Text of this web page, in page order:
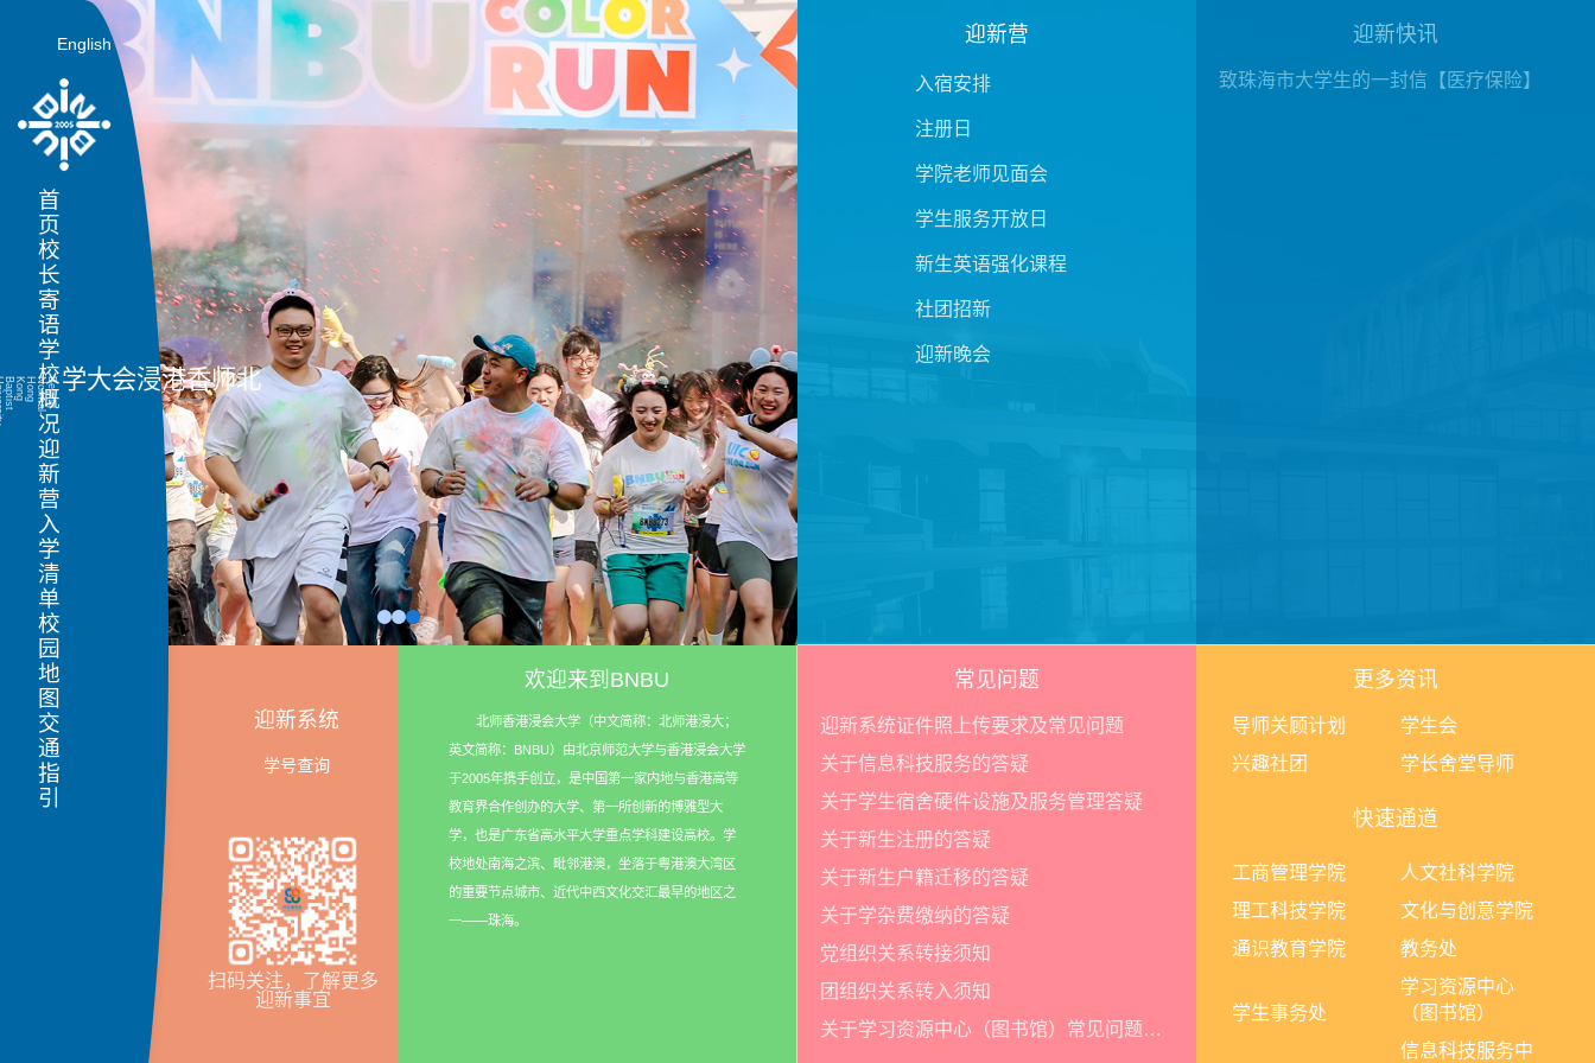
English
首页
校长寄语
学校概况
迎新营
入学清单
校园地图
交通指引
北师香港浸会大学
B
e
ijin
g
N
o
r
m
a
l-
H
o
n
g
K
o
n
g
B
a
p
t
is
t
U
n
iv
e
r
s
it
迎新营
入宿安排
注册日
学院老师见面会
学生服务开放日
新生英语强化课程
社团招新
迎新晚会
迎新快讯
致珠海市大学生的一封信【医疗保险】
迎新系统
学号查询
扫码关注，了解更多
迎新事宜
欢迎来到BNBU
北师香港浸会大学（中文简称：北师港浸大；
英文简称：BNBU）由北京师范大学与香港浸会大学
于2005年携手创立，是中国第一家内地与香港高等
教育界合作创办的大学、第一所创新的博雅型大
学，也是广东省高水平大学重点学科建设高校。学
校地处南海之滨、毗邻港澳，坐落于粤港澳大湾区
的重要节点城市、近代中西文化交汇最早的地区之
一——珠海。
常见问题
迎新系统证件照上传要求及常见问题
关于信息科技服务的答疑
关于学生宿舍硬件设施及服务管理答疑
关于新生注册的答疑
关于新生户籍迁移的答疑
关于学杂费缴纳的答疑
党组织关系转接须知
团组织关系转入须知
关于学习资源中心（图书馆）常见问题的答疑
更多资讯
导师关顾计划
学生会
兴趣社团
学长舍堂导师
快速通道
工商管理学院
人文社科学院
理工科技学院
文化与创意学院
通识教育学院
教务处
学生事务处
学习资源中心
（图书馆）
信息科技服务中